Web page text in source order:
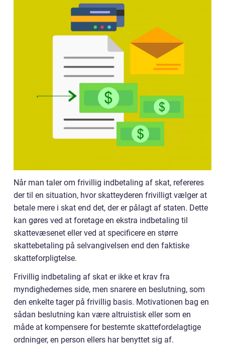
Når man taler om frivillig indbetaling af skat, refereres
der til en situation, hvor skatteyderen frivilligt vælger at
betale mere i skat end det, der er pålagt af staten. Dette
kan gøres ved at foretage en ekstra indbetaling til
skattevæsenet eller ved at specificere en større
skattebetaling på selvangivelsen end den faktiske
skatteforpligtelse.
Frivillig indbetaling af skat er ikke et krav fra
myndighedernes side, men snarere en beslutning, som
den enkelte tager på frivillig basis. Motivationen bag en
sådan beslutning kan være altruistisk eller som en
måde at kompensere for bestemte skattefordelagtige
ordninger, en person ellers har benyttet sig af.